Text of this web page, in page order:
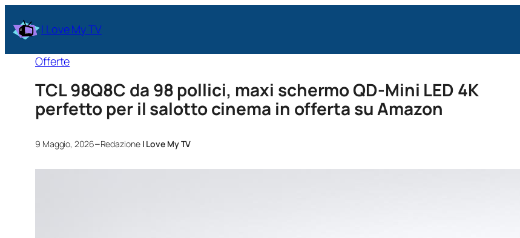
I Love My TV
Offerte
TCL 98Q8C da 98 pollici, maxi schermo QD‑Mini LED 4K
perfetto per il salotto cinema in offerta su Amazon
9 Maggio, 2026–Redazione I Love My TV